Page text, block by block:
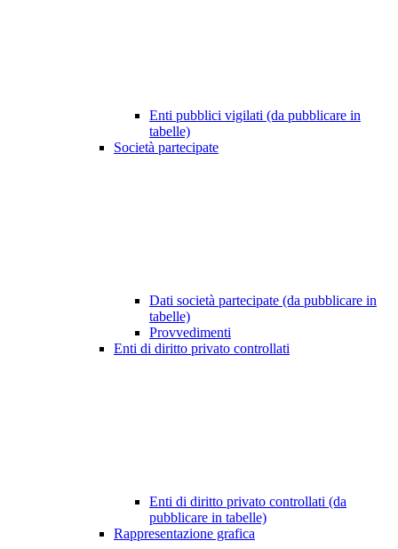
Enti pubblici vigilati (da pubblicare in
tabelle)
Società partecipate
Dati società partecipate (da pubblicare in
tabelle)
Provvedimenti
Enti di diritto privato controllati
Enti di diritto privato controllati (da
pubblicare in tabelle)
Rappresentazione grafica